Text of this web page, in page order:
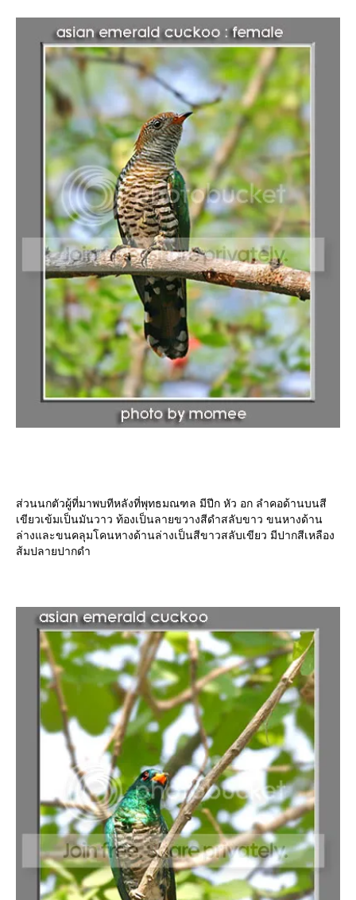
ส่วนนกตัวผู้ที่มาพบทีหลังที่พุทธมณฑล มีปีก หัว อก ลำคอด้านบนสี
เขียวเข้มเป็นมันวาว ท้องเป็นลายขวางสีดำสลับขาว ขนหางด้าน
ล่างและขนคลุมโคนหางด้านล่างเป็นสีขาวสลับเขียว มีปากสีเหลือง
ส้มปลายปากดำ